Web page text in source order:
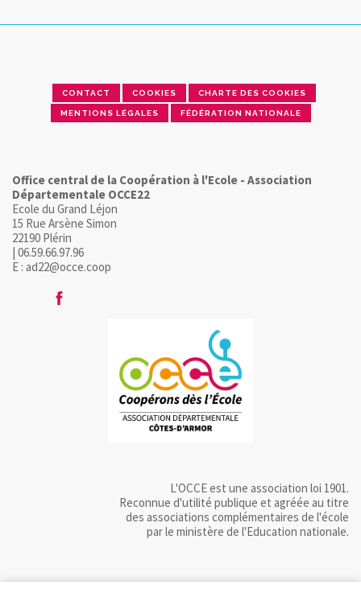
CONTACT COOKIES CHARTE DES COOKIES
MENTIONS LÉGALES FÉDÉRATION NATIONALE
Office central de la Coopération à l'Ecole - Association
Départementale OCCE22
Ecole du Grand Léjon
15 Rue Arsène Simon
22190 Plérin
| 06.59.66.97.96
E : ad22@occe.coop
L'OCCE est une association loi 1901.
Reconnue d'utilité publique et agréée au titre
des associations complémentaires de l'école
par le ministère de l'Education nationale.